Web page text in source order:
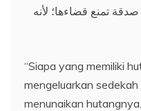
تمنع قضاءها؛ لأنه
“Siapa yang memiliki
mengeluarkan
menunaikan